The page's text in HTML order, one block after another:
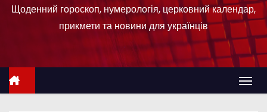
е
Щоденний гороскоп, нумерологія, церковний календар,
прикмети та новини для українців